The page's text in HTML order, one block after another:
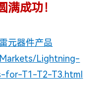
满成功！
元器件产品
Lightning-
for-T1-T2-T3.html